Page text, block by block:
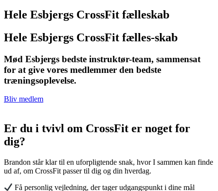
Hele Esbjergs CrossFit fælleskab
Hele Esbjergs CrossFit fælles-skab
Mød Esbjergs bedste instruktør-team, sammensat
for at give vores medlemmer den bedste
træningsoplevelse.
Bliv medlem
Er du i tvivl om CrossFit er noget for
dig?
Brandon står klar til en uforpligtende snak, hvor I sammen kan finde
ud af, om CrossFit passer til dig og din hverdag.
Få personlig vejledning, der tager udgangspunkt i dine mål